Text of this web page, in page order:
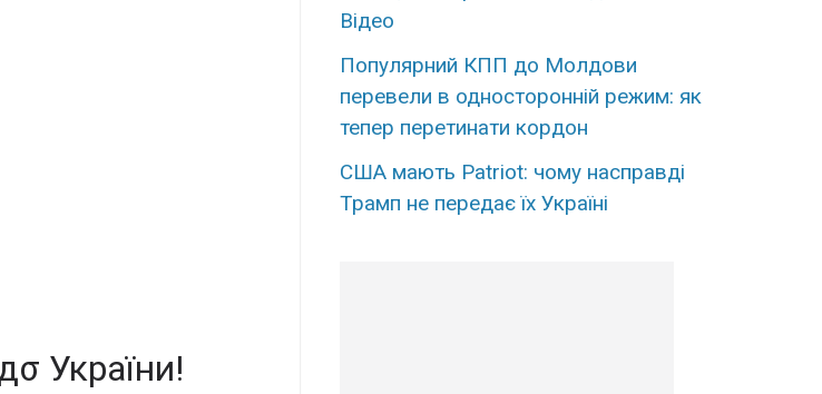
Укpaїни!
Вiдео
Популярний КПП до Молдови
перевели в односторонній режим: як
тепер перетинати кордон
США мають Patriot: чому насправді
Трамп не передає їх Україні